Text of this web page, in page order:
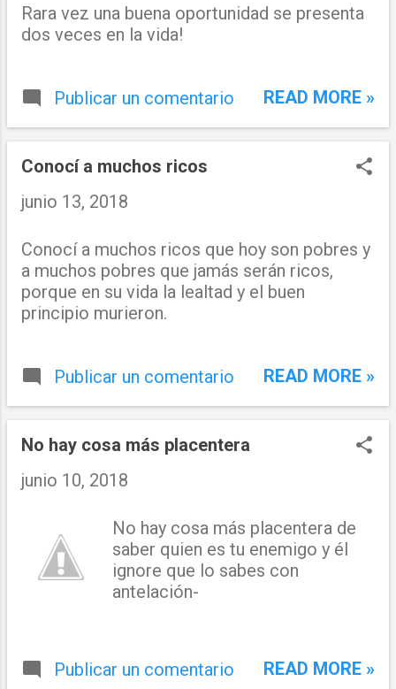
Rara vez una buena oportunidad se presenta
dos veces en la vida!
Publicar un comentario READ MORE »
Conocí a muchos ricos
junio 13, 2018
Conocí a muchos ricos que hoy son pobres y
a muchos pobres que jamás serán ricos,
porque en su vida la lealtad y el buen
principio murieron.
Publicar un comentario READ MORE »
No hay cosa más placentera
junio 10, 2018
No hay cosa más placentera de
saber quien es tu enemigo y él
ignore que lo sabes con
antelación-
Publicar un comentario READ MORE »